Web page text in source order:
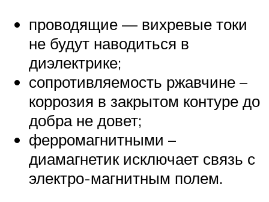
проводящие — вихревые токи
не будут наводиться в
диэлектрике;
сопротивляемость ржавчине –
коррозия в закрытом контуре до
добра не довет;
ферромагнитными –
диамагнетик исключает связь с
электро-магнитным полем.